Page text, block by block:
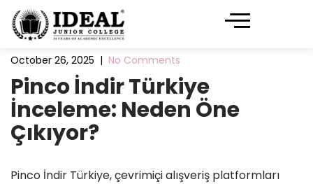
October 26, 2025 | No Comments
Pinco İndir Türkiye
İnceleme: Neden Öne
Çıkıyor?
Pinco İndir Türkiye, çevrimiçi alışveriş platformları